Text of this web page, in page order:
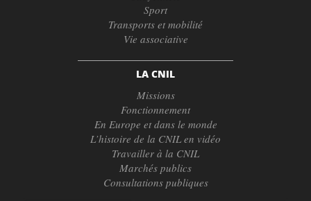
Sport
Transports et mobilité
Vie associative
LA CNIL
Missions
Fonctionnement
En Europe et dans le monde
L’histoire de la CNIL en vidéo
Travailler à la CNIL
Marchés publics
Consultations publiques